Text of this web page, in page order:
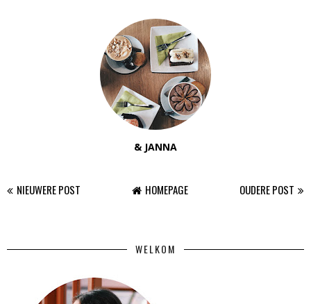
& JANNA
NIEUWERE POST OUDERE POST
HOMEPAGE
WELKOM